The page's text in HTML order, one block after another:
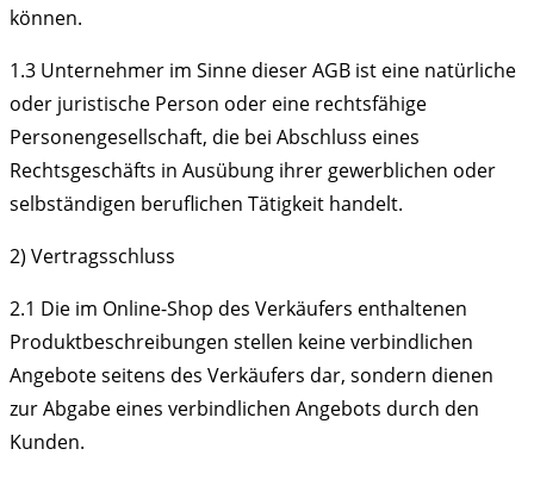
können.
1.3 Unternehmer im Sinne dieser AGB ist eine natürliche
oder juristische Person oder eine rechtsfähige
Personengesellschaft, die bei Abschluss eines
Rechtsgeschäfts in Ausübung ihrer gewerblichen oder
selbständigen beruflichen Tätigkeit handelt.
2) Vertragsschluss
2.1 Die im Online-Shop des Verkäufers enthaltenen
Produktbeschreibungen stellen keine verbindlichen
Angebote seitens des Verkäufers dar, sondern dienen
zur Abgabe eines verbindlichen Angebots durch den
Kunden.